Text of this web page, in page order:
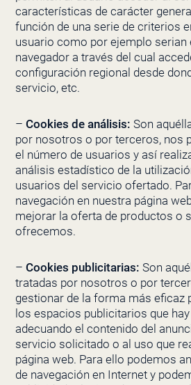
características de carácter
función de una serie de criterios
usuario como por ejemplo serian
navegador a través del cual
configuración regional desde
servicio, etc.
– Cookies de análisis: Son
por nosotros o por terceros, nos
el número de usuarios y así
análisis estadístico de la
usuarios del servicio ofertado.
navegación en nuestra página
mejorar la oferta de productos o
ofrecemos.
– Cookies publicitarias: Son
tratadas por nosotros o por
gestionar de la forma más eficaz
los espacios publicitarios que
adecuando el contenido del
servicio solicitado o al uso que
página web. Para ello podemos
de navegación en Internet y